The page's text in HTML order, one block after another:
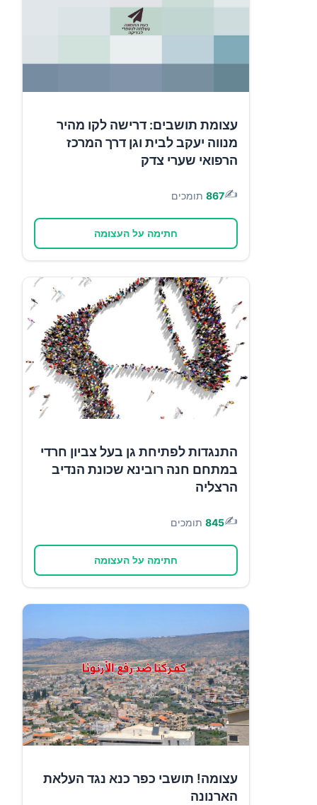
עצומת תושבים: דרישה לקו מהיר
מנווה יעקב לבית וגן דרך המרכז
הרפואי שערי צדק
✍️
867 תומכים
חתימה על העצומה
התנגדות לפתיחת גן בעל צביון חרדי
במתחם חנה רובינא שכונת הנדיב
הרצליה
✍️
845 תומכים
חתימה על העצומה
עצומה! תושבי כפר כנא נגד העלאת
הארנונה